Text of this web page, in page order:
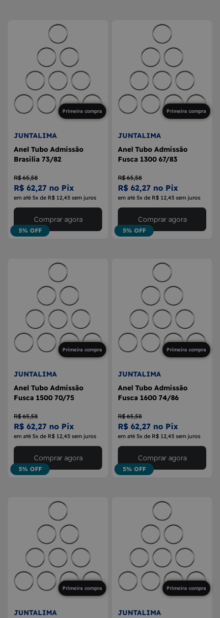
BOLA DE CÂMBIO
MÁQUINA DE VIDRO
Primeira compra
JUNTALIMA
Anel Tubo Admissão
Brasilia 73/82
R$ 65,58
R$ 62,27 no Pix
em até 5x de R$ 12,45 sem juros
5% OFF
Comprar agora
Primeira compra
JUNTALIMA
Anel Tubo Admissão
Fusca 1300 67/83
R$ 65,58
R$ 62,27 no Pix
em até 5x de R$ 12,45 sem juros
5% OFF
Comprar agora
Primeira compra
JUNTALIMA
Anel Tubo Admissão
Fusca 1500 70/75
R$ 65,58
R$ 62,27 no Pix
em até 5x de R$ 12,45 sem juros
5% OFF
Comprar agora
Primeira compra
JUNTALIMA
Anel Tubo Admissão
Fusca 1600 74/86
R$ 65,58
R$ 62,27 no Pix
em até 5x de R$ 12,45 sem juros
5% OFF
Comprar agora
Primeira compra
JUNTALIMA
Primeira compra
JUNTALIMA